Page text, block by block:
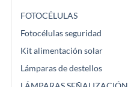
FOTOCÉLULAS
Fotocélulas seguridad
Kit alimentación solar
Lámparas de destellos